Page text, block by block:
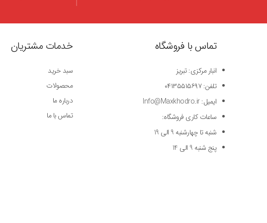
خدمات مشتریان
سبد خرید
محصولات
درباره ما
تماس با ما
تماس با فروشگاه
انبار مرکزی: تبریز
تلفن: ۰۴۱۳۵۵۱۵۶۹۷
ایمیل: Info@Maxkhodro.ir
ساعات کاری فروشگاه:
شنبه تا چهارشنبه 9 الی 19
پنج شنبه 9 الی 14